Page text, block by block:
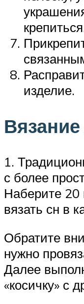
изделие.
1.
с более
Наберите 20
вязать сн в
Обратите
нужно
Далее
«косичку» с